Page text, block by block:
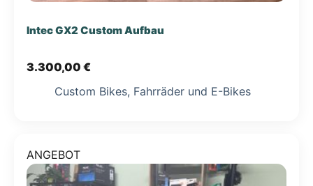
Intec GX2 Custom Aufbau
3.300,00 €
Custom Bikes, Fahrräder und E-Bikes
ANGEBOT